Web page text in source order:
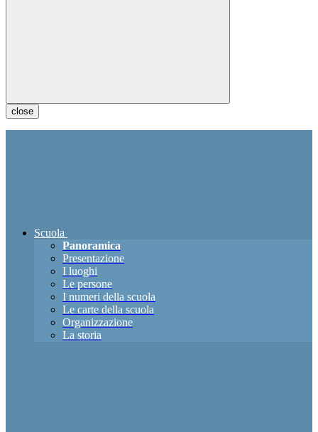
close
Scuola
Panoramica
Presentazione
I luoghi
Le persone
I numeri della scuola
Le carte della scuola
Organizzazione
La storia